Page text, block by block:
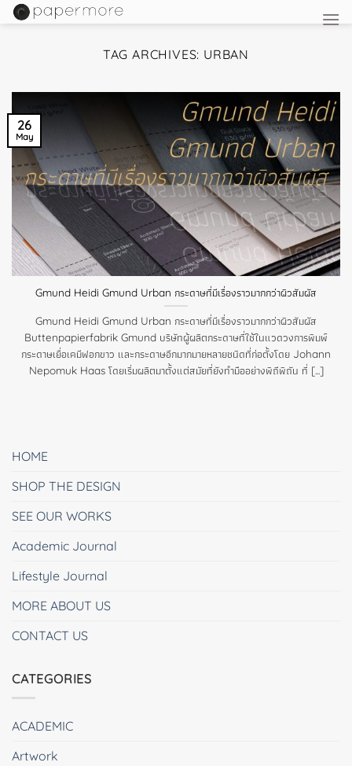
Skip
to
TAG ARCHIVES: URBAN
Gmund Heidi Gmund Urban กระดาษที่มีเรื่องราวมากกว่าผิวสัมผัส
Gmund Heidi Gmund Urban กระดาษที่มีเรื่องราวมากกว่าผิวสัมผัส
Buttenpapierfabrik Gmund บริษัทผู้ผลิตกระดาษที่ใช้ในแวดวงการพิมพ์
กระดาษเยื่อเคมีฟอกขาว และกระดาษอีกมากมายหลายชนิดที่ก่อตั้งโดย Johann
Nepomuk Haas โดยเริ่มผลิตมาตั้งแต่สมัยที่ยังทำมืออย่างพิถีพิถัน ที่ [...]
26
May
HOME
SHOP THE DESIGN
SEE OUR WORKS
Academic Journal
Lifestyle Journal
MORE ABOUT US
CONTACT US
CATEGORIES
ACADEMIC
Artwork